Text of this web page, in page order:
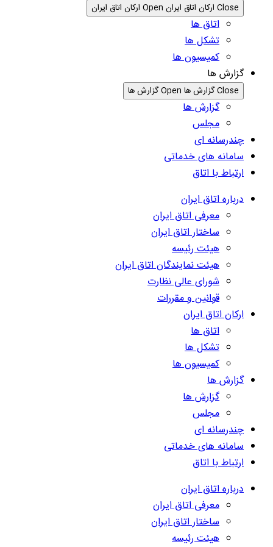
Close ارکان اتاق ایران Open ارکان اتاق ایران
اتاق ها
تشکل ها
کمیسیون ها
گزارش ها
Close گزارش ها Open گزارش ها
گزارش ها
مجلس
چندرسانه ای
سامانه های خدماتی
ارتباط با اتاق
درباره اتاق ایران
معرفی اتاق ایران
ساختار اتاق ایران
هیئت رئیسه
هیئت نمایندگان اتاق ایران
شورای عالی نظارت
قوانین و مقررات
ارکان اتاق ایران
اتاق ها
تشکل ها
کمیسیون ها
گزارش ها
گزارش ها
مجلس
چندرسانه ای
سامانه های خدماتی
ارتباط با اتاق
درباره اتاق ایران
معرفی اتاق ایران
ساختار اتاق ایران
هیئت رئیسه